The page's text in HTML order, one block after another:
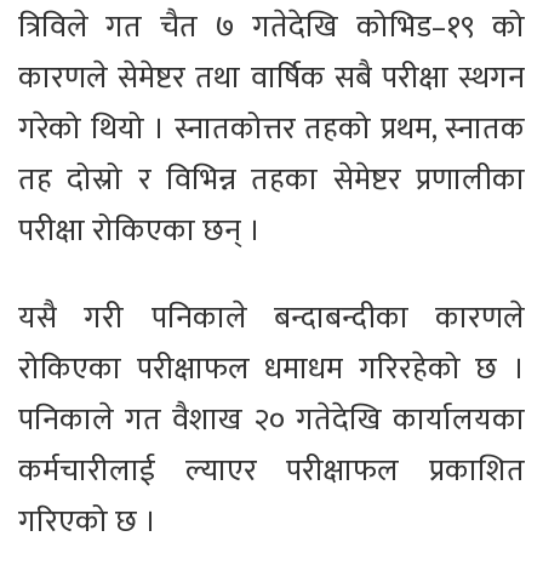
त्रिविले गत चैत ७ गतेदेखि कोभिड–१९ को
कारणले सेमेष्टर तथा वार्षिक सबै परीक्षा स्थगन
गरेको थियो । स्नातकोत्तर तहको प्रथम, स्नातक
तह दोस्रो र विभिन्न तहका सेमेष्टर प्रणालीका
परीक्षा रोकिएका छन् ।
यसै गरी पनिकाले बन्दाबन्दीका कारणले
रोकिएका परीक्षाफल धमाधम गरिरहेको छ ।
पनिकाले गत वैशाख २० गतेदेखि कार्यालयका
कर्मचारीलाई ल्याएर परीक्षाफल प्रकाशित
गरिएको छ ।